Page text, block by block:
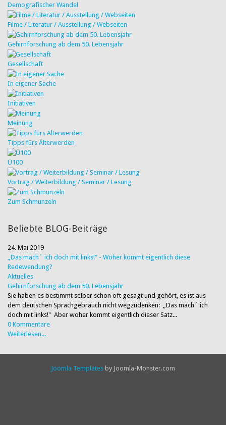
Demografischer Wandel
Filme / Literatur / Ausstellung / Webseiten
Gehirnforschung ab dem 50. Lebensjahr
Gesellschaft
In eigener Sache
Initiativen
Meinung
Tipps fürs Älterwerden
Ü100
Vortrag / Weiterbildung / Seminar / Lesung
Zum Schmunzeln
Beliebte BLOG-Beiträge
24. Mai 2019
„Das mach´ ich doch mit links!“ - Woher kommt eigentlich diese
Redewendung?
Aktuelles
Gehirnforschung ab dem 50. Lebensjahr
Sie haben es bestimmt selber schon oft gesagt und gehört, es ist aus
dem deutschen Sprachgebrauch nicht wegzudenken: „Das mach´ ich
doch mit links!" Aber woher kommt eigentlich dieser Satz...
0 Kommentare
Weiterlesen...
Joomla Templates by Joomla-Monster.com